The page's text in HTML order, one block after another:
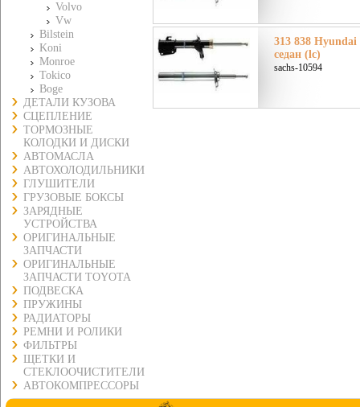
Volvo
Vw
Bilstein
Koni
Monroe
Tokico
Boge
ДЕТАЛИ КУЗОВА
СЦЕПЛЕНИЕ
ТОРМОЗНЫЕ
КОЛОДКИ И ДИСКИ
АВТОМАСЛА
АВТОХОЛОДИЛЬНИКИ
ГЛУШИТЕЛИ
ГРУЗОВЫЕ БОКСЫ
ЗАРЯДНЫЕ
УСТРОЙСТВА
ОРИГИНАЛЬНЫЕ
ЗАПЧАСТИ
ОРИГИНАЛЬНЫЕ
ЗАПЧАСТИ TOYOTA
ПОДВЕСКА
ПРУЖИНЫ
РАДИАТОРЫ
РЕМНИ И РОЛИКИ
ФИЛЬТРЫ
ЩЕТКИ И
СТЕКЛООЧИСТИТЕЛИ
АВТОКОМПРЕССОРЫ
313 838
седан (lc)
sachs-10594